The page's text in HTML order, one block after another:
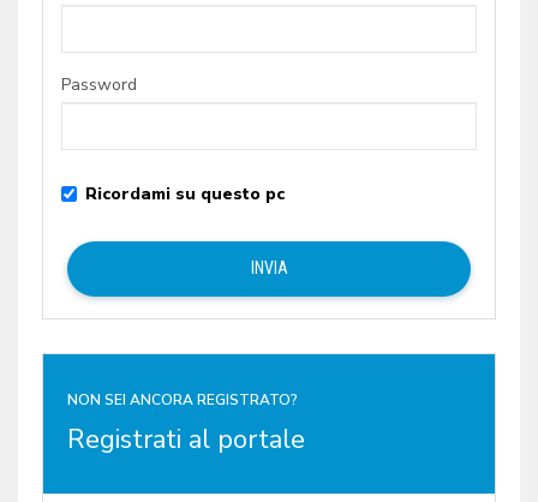
NON SEI ANCORA REGISTRATO?
Registrati al portale
Password
Ricordami su questo pc